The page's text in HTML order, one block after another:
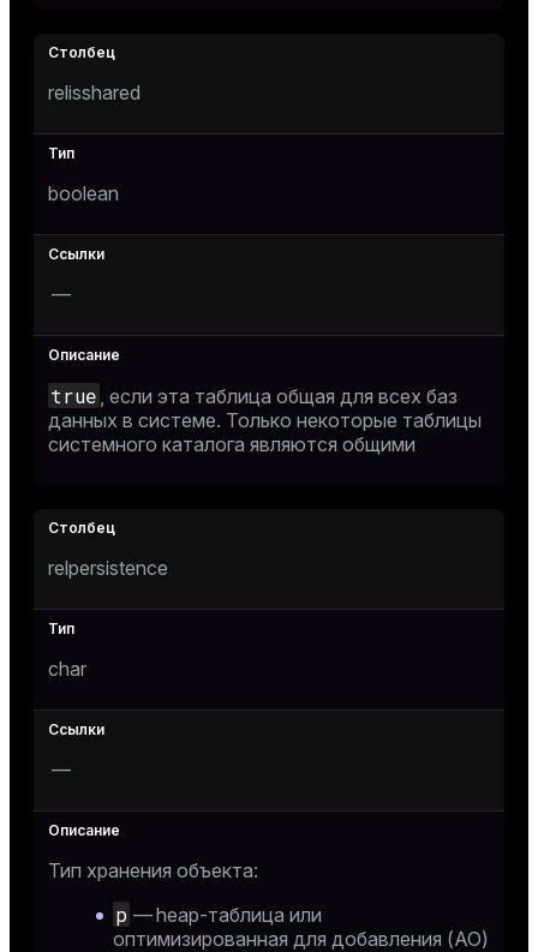
relisshared
boolean
—
true , если эта таблица общая для всех баз
данных в системе. Только некоторые таблицы
системного каталога являются общими
relpersistence
char
—
Тип хранения объекта:
p — heap-таблица или
оптимизированная для добавления (AO)